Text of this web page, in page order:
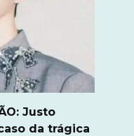
Justo
da trágica